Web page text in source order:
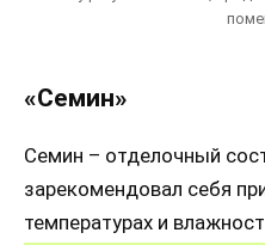
«Семин»
Семин – отделочный
зарекомендовал себя
температурах и